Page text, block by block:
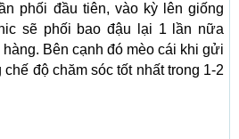
phối đầu tiên, vào kỳ lên giống
sẽ phối bao đậu lại 1 lần nữa
Bên cạnh đó mèo cái khi gửi
độ chăm sóc tốt nhất trong 1-2